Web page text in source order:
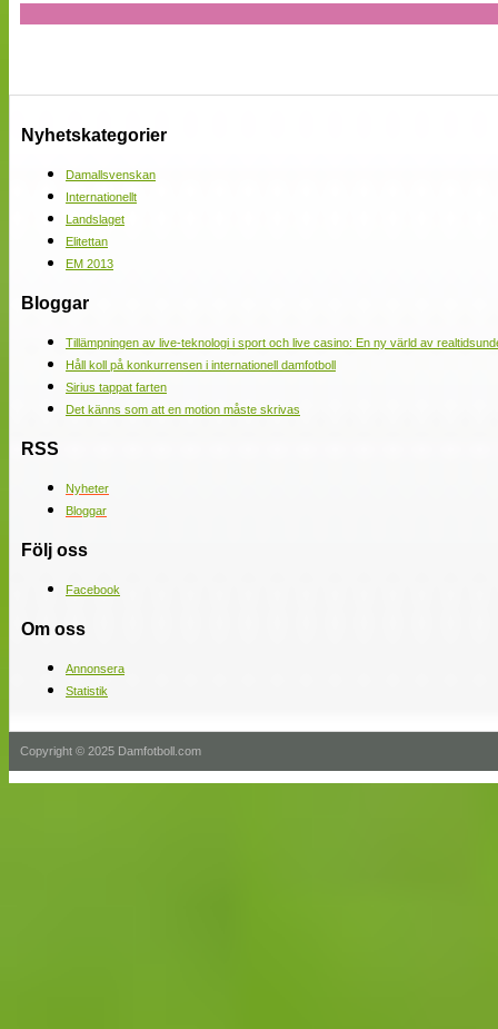
Nyhetskategorier
Damallsvenskan
Internationellt
Landslaget
Elitettan
EM 2013
Bloggar
Tillämpningen av live-teknologi i sport och live casino: En ny värld av
Håll koll på konkurrensen i internationell damfotboll
Sirius tappat farten
Det känns som att en motion måste skrivas
RSS
Nyheter
Bloggar
Följ oss
Facebook
Om oss
Annonsera
Statistik
Copyright © 2025 Damfotboll.com